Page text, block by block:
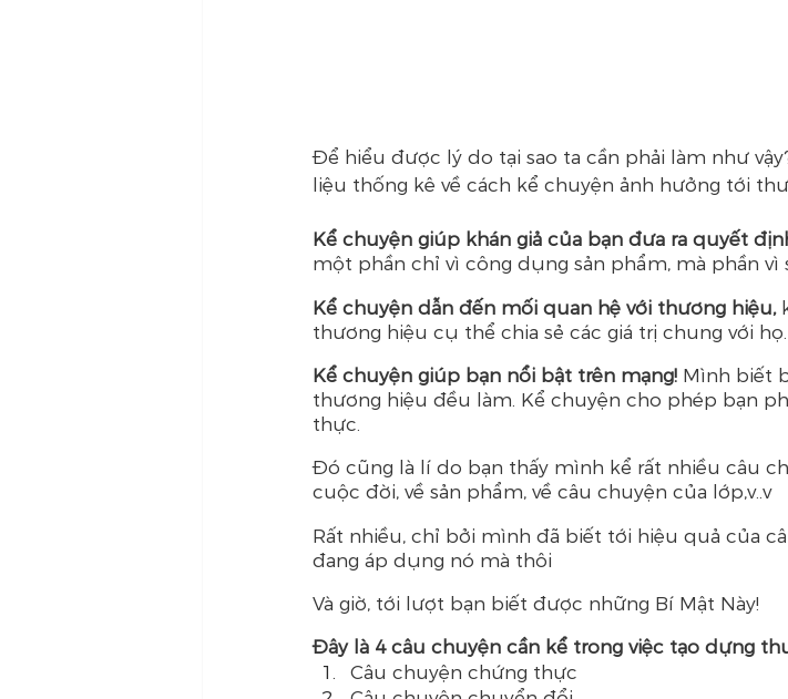
Để hiểu được lý do tại sao ta cần phải làm như
liệu thống kê về cách kể chuyện ảnh hưởng tới
Kể chuyện giúp khán giả của bạn đưa ra quyết
một phần chỉ vì công dụng sản phẩm, mà phần vì
Kể chuyện dẫn đến mối quan hệ với thương hiệu,
thương hiệu cụ thể chia sẻ các giá trị chung với họ.
Kể chuyện giúp bạn nổi bật trên mạng! Mình biết
thương hiệu đều làm. Kể chuyện cho phép bạn
thực.
Đó cũng là lí do bạn thấy mình kể rất nhiều câu
cuộc đời, về sản phẩm, về câu chuyện của lớp,v..v
Rất nhiều, chỉ bởi mình đã biết tới hiệu quả của
đang áp dụng nó mà thôi
Và giờ, tới lượt bạn biết được những Bí Mật Này!
Đây là 4 câu chuyện cần kể trong việc tạo dựng
Câu chuyện chứng thực